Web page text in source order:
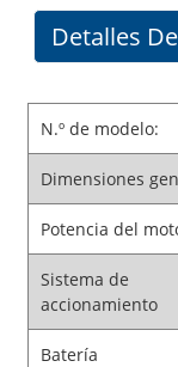
Detalles
N.º de modelo:
Dimensiones
Potencia del
Sistema de
accionamiento
Batería